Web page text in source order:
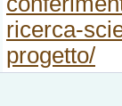
ricerca-
progetto/